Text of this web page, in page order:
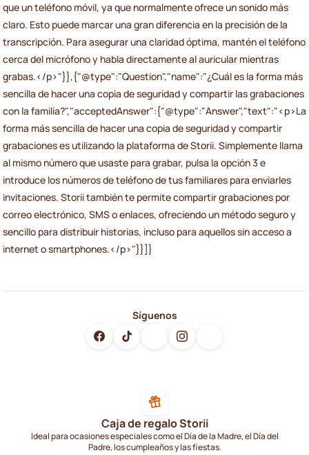
que un teléfono móvil, ya que normalmente ofrece un sonido más
claro. Esto puede marcar una gran diferencia en la precisión de la
transcripción. Para asegurar una claridad óptima, mantén el teléfono
cerca del micrófono y habla directamente al auricular mientras
grabas.</p>"}},{"@type":"Question","name":"¿Cuál es la forma más
sencilla de hacer una copia de seguridad y compartir las grabaciones
con la familia?","acceptedAnswer":{"@type":"Answer","text":"<p>La
forma más sencilla de hacer una copia de seguridad y compartir
grabaciones es utilizando la plataforma de Storii. Simplemente llama
al mismo número que usaste para grabar, pulsa la opción 3 e
introduce los números de teléfono de tus familiares para enviarles
invitaciones. Storii también te permite compartir grabaciones por
correo electrónico, SMS o enlaces, ofreciendo un método seguro y
sencillo para distribuir historias, incluso para aquellos sin acceso a
internet o smartphones.</p>"}}]}
Síguenos
Caja de regalo Storii
Ideal para ocasiones especiales como el Día de la Madre, el Día del
Padre, los cumpleaños y las fiestas.